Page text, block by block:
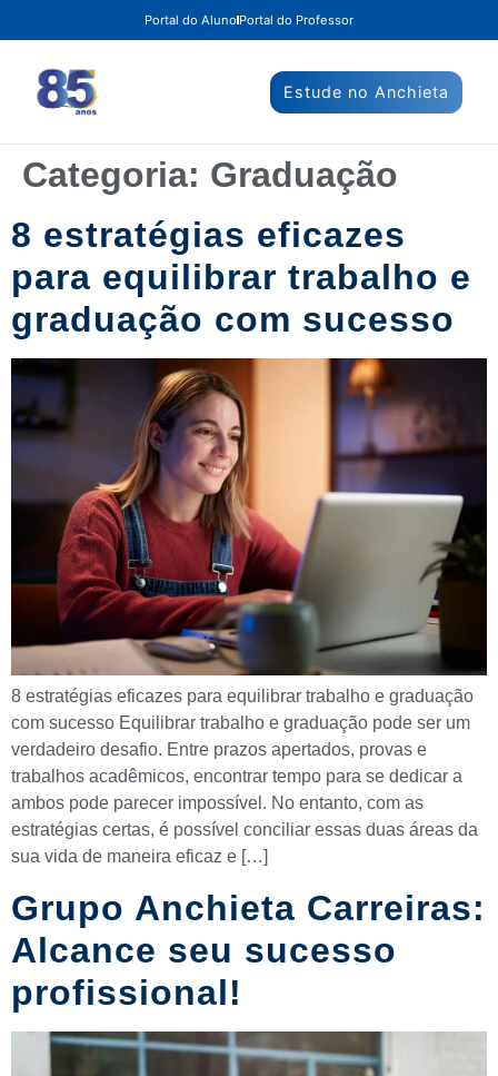
Portal do Aluno Portal do Professor
Estude no Anchieta
Categoria: Graduação
8 estratégias eficazes
para equilibrar trabalho e
graduação com sucesso
8 estratégias eficazes para equilibrar trabalho e graduação
com sucesso Equilibrar trabalho e graduação pode ser um
verdadeiro desafio. Entre prazos apertados, provas e
trabalhos acadêmicos, encontrar tempo para se dedicar a
ambos pode parecer impossível. No entanto, com as
estratégias certas, é possível conciliar essas duas áreas da
sua vida de maneira eficaz e […]
Grupo Anchieta Carreiras:
Alcance seu sucesso
profissional!